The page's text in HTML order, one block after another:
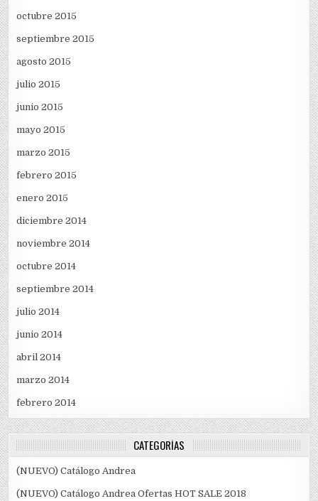
octubre 2015
septiembre 2015
agosto 2015
julio 2015
junio 2015
mayo 2015
marzo 2015
febrero 2015
enero 2015
diciembre 2014
noviembre 2014
octubre 2014
septiembre 2014
julio 2014
junio 2014
abril 2014
marzo 2014
febrero 2014
CATEGORÍAS
(NUEVO) Catálogo Andrea
(NUEVO) Catálogo Andrea Ofertas HOT SALE 2018